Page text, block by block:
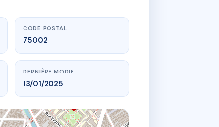
CODE POSTAL
75002
DERNIÈRE MODIF.
13/01/2025